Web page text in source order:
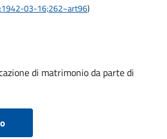
03-16;262~art96)
di matrimonio da parte di